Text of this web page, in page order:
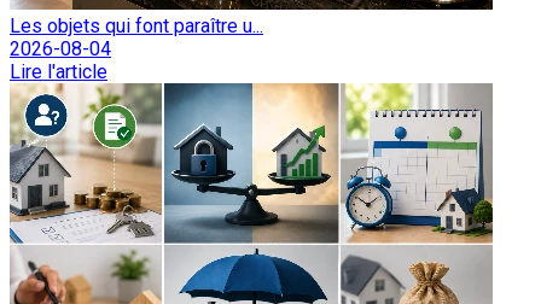
Les objets qui font paraître u...
2026-08-04
Lire l'article